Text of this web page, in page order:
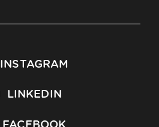
INSTAGRAM
LINKEDIN